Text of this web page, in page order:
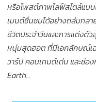
หรือโพสต์ภาพไลฟ์สไตล์แบ
เมนต์ชื่นชมได้อย่างถล่มทลา
ชีวิตประจำวันและการแต่งตั
หนุ่มสุดฮอต ที่มีเอกลักษณ์เ
วาร์ป คอนเทนต์เด่น และช่อ
Earth…